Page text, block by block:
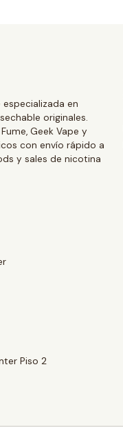
en
originales.
Geek Vape y
con envío rápido a
y sales de nicotina
Piso 2